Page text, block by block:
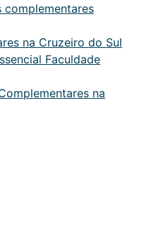
na Cruzeiro do Sul
Faculdade
na